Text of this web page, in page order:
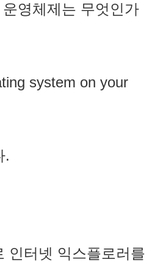
영체제는 무엇인가
system on your
.
인터넷 익스플로러를